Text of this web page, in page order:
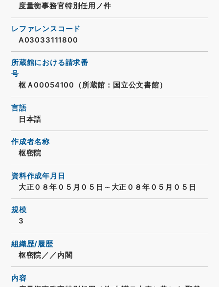
度量衡事務官特別任用ノ件
レファレンスコード
A03033111800
所蔵館における請求番
号
枢Ａ00054100（所蔵館：国立公文書館）
言語
日本語
作成者名称
枢密院
資料作成年月日
大正０８年０５月０５日～大正０８年０５月０５日
規模
3
組織歴/履歴
枢密院／／内閣
内容